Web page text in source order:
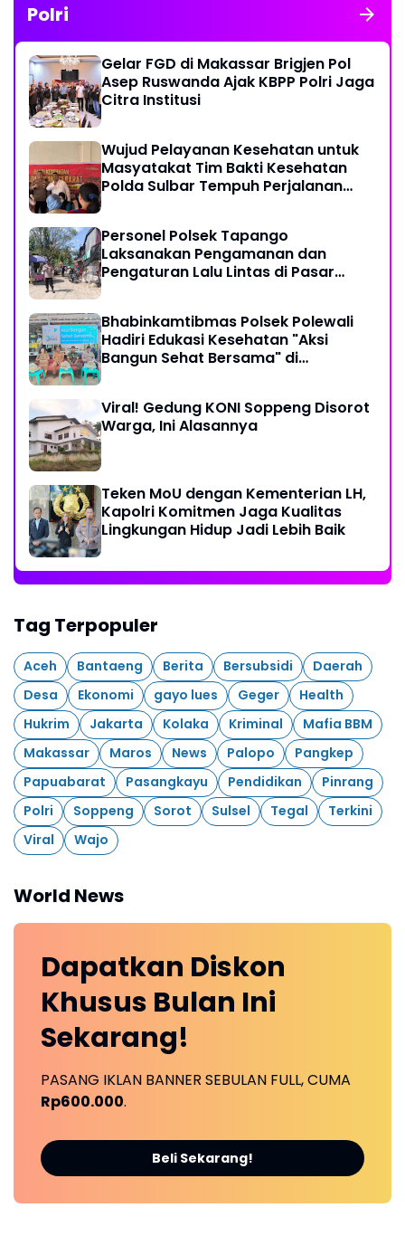
Polri
Gelar FGD di Makassar Brigjen Pol
Asep Ruswanda Ajak KBPP Polri Jaga
Citra Institusi
Wujud Pelayanan Kesehatan untuk
Masyatakat Tim Bakti Kesehatan
Polda Sulbar Tempuh Perjalanan
Personel Polsek Tapango
Laksanakan Pengamanan dan
Pengaturan Lalu Lintas di Pasar
Bhabinkamtibmas Polsek Polewali
Hadiri Edukasi Kesehatan "Aksi
Bangun Sehat Bersama" di
Viral! Gedung KONI Soppeng Disorot
Warga, Ini Alasannya
Teken MoU dengan Kementerian LH,
Kapolri Komitmen Jaga Kualitas
Lingkungan Hidup Jadi Lebih Baik
Tag Terpopuler
Aceh Bantaeng Berita Bersubsidi
Daerah
Desa
Ekonomi gayo lues Geger
Health
Hukrim
Jakarta Kolaka Kriminal
Mafia BBM
Makassar
Maros News Palopo
Pangkep
Papuabarat
Pasangkayu Pendidikan
Pinrang
Polri
Soppeng Sorot Sulsel Tegal
Terkini
Viral
Wajo
World News
Dapatkan Diskon
Khusus Bulan Ini
Sekarang!
PASANG IKLAN BANNER SEBULAN FULL, CUMA
Rp600.000.
Beli Sekarang!